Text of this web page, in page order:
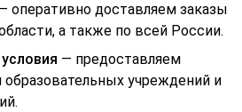
оперативно доставляем заказы
а также по всей России.
— предоставляем
учреждений и